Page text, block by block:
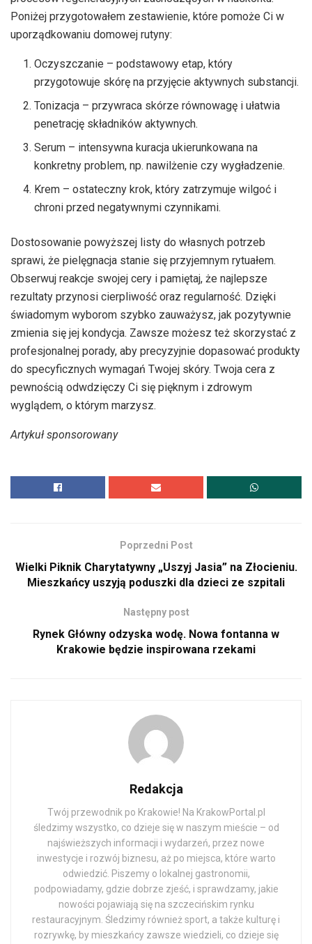
Poniżej przygotowałem zestawienie, które pomoże Ci w
uporządkowaniu domowej rutyny:
Oczyszczanie – podstawowy etap, który
przygotowuje skórę na przyjęcie aktywnych substancji.
Tonizacja – przywraca skórze równowagę i ułatwia
penetrację składników aktywnych.
Serum – intensywna kuracja ukierunkowana na
konkretny problem, np. nawilżenie czy wygładzenie.
Krem – ostateczny krok, który zatrzymuje wilgoć i
chroni przed negatywnymi czynnikami.
Dostosowanie powyższej listy do własnych potrzeb
sprawi, że pielęgnacja stanie się przyjemnym rytuałem.
Obserwuj reakcje swojej cery i pamiętaj, że najlepsze
rezultaty przynosi cierpliwość oraz regularność. Dzięki
świadomym wyborom szybko zauważysz, jak pozytywnie
zmienia się jej kondycja. Zawsze możesz też skorzystać z
profesjonalnej porady, aby precyzyjnie dopasować produkty
do specyficznych wymagań Twojej skóry. Twoja cera z
pewnością odwdzięczy Ci się pięknym i zdrowym
wyglądem, o którym marzysz.
Artykuł sponsorowany
Poprzedni Post
Wielki Piknik Charytatywny „Uszyj Jasia” na Złocieniu.
Mieszkańcy uszyją poduszki dla dzieci ze szpitali
Następny post
Rynek Główny odzyska wodę. Nowa fontanna w
Krakowie będzie inspirowana rzekami
Redakcja
Twój przewodnik po Krakowie! Na KrakowPortal.pl
śledzimy wszystko, co dzieje się w naszym mieście – od
najświeższych informacji i wydarzeń, przez nowe
inwestycje i rozwój biznesu, aż po miejsca, które warto
odwiedzić. Piszemy o lokalnej gastronomii,
podpowiadamy, gdzie dobrze zjeść, i sprawdzamy, jakie
nowości pojawiają się na szczecińskim rynku
restauracyjnym. Śledzimy również sport, a także kulturę i
rozrywkę, by mieszkańcy zawsze wiedzieli, co dzieje się